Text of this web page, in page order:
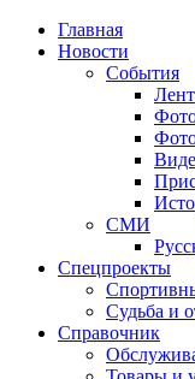
Главная
Новости
События
СМИ
Спецпроекты
Судьба и
Справочник